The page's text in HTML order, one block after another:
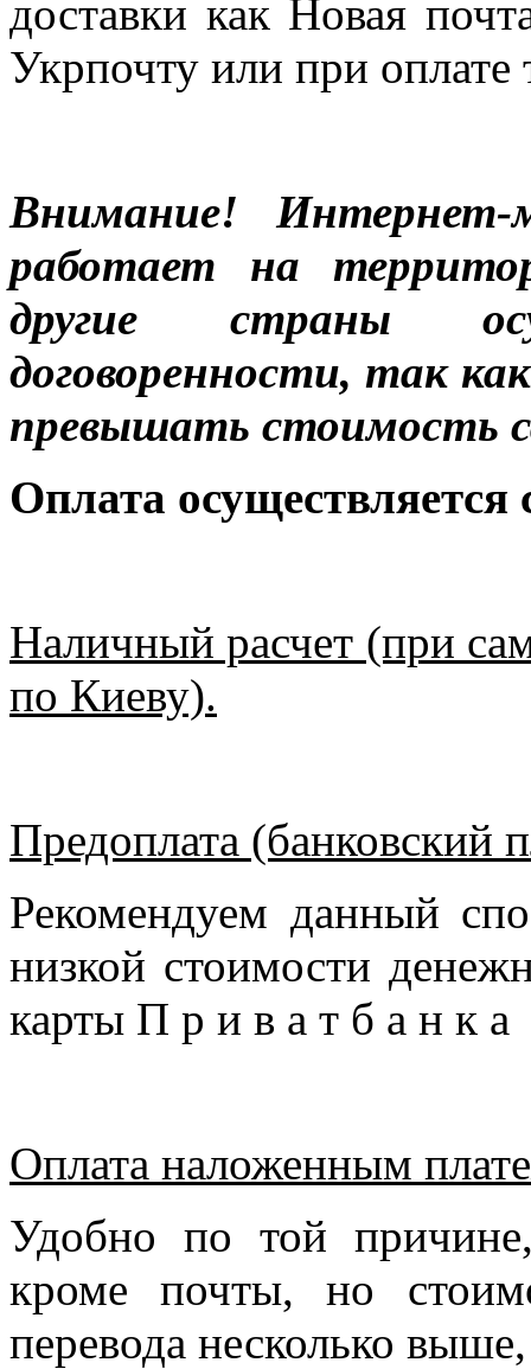
доставки как Новая
Укрпочту или при оплате
Внимание! Интернет-
работает на
другие страны
договоренности, так
превышать стоимость
Оплата
Наличный расчет (при
по Киеву).
Предоплата (банковский
Рекомендуем данный
низкой стоимости
карты П р и в а т б а н к
Оплата наложенным
Удобно по той
кроме почты, но
перевода несколько